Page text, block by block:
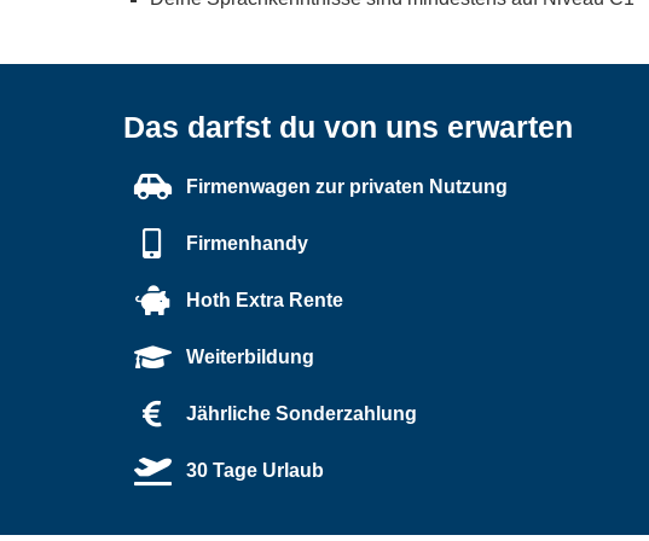
Das darfst du von uns erwarten
Firmenwagen zur privaten Nutzung
Firmenhandy
Hoth Extra Rente
Weiterbildung
Jährliche Sonderzahlung
30 Tage Urlaub